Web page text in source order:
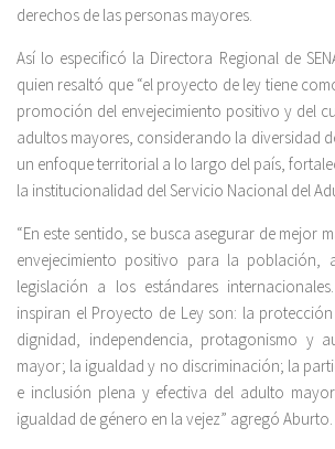
derechos de las personas mayores.
Así lo especificó la Directora Regional de
quien resaltó que “el proyecto de ley tiene
promoción del envejecimiento positivo y del
adultos mayores, considerando la diversidad
un enfoque territorial a lo largo del país,
la institucionalidad del Servicio Nacional del
“En este sentido, se busca asegurar de mejor
envejecimiento positivo para la población,
legislación a los estándares
inspiran el Proyecto de Ley son: la
dignidad, independencia, protagonismo y
mayor; la igualdad y no discriminación; la
e inclusión plena y efectiva del adulto
igualdad de género en la vejez” agregó Aburto.